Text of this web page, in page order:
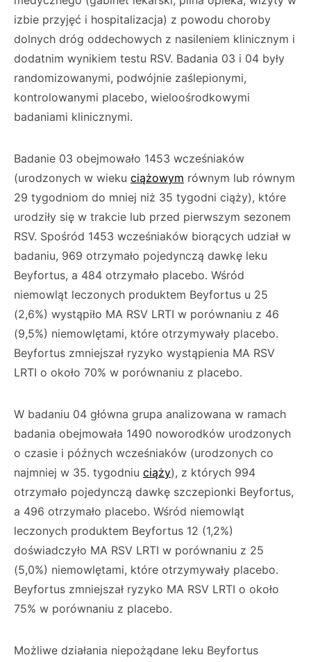
izbie przyjęć i hospitalizacja) z powodu choroby
dolnych dróg oddechowych z nasileniem klinicznym i
dodatnim wynikiem testu RSV. Badania 03 i 04 były
randomizowanymi, podwójnie zaślepionymi,
kontrolowanymi placebo, wieloośrodkowymi
badaniami klinicznymi.
Badanie 03 obejmowało 1453 wcześniaków
(urodzonych w wieku ciążowym równym lub równym
29 tygodniom do mniej niż 35 tygodni ciąży), które
urodziły się w trakcie lub przed pierwszym sezonem
RSV. Spośród 1453 wcześniaków biorących udział w
badaniu, 969 otrzymało pojedynczą dawkę leku
Beyfortus, a 484 otrzymało placebo. Wśród
niemowląt leczonych produktem Beyfortus u 25
(2,6%) wystąpiło MA RSV LRTI w porównaniu z 46
(9,5%) niemowlętami, które otrzymywały placebo.
Beyfortus zmniejszał ryzyko wystąpienia MA RSV
LRTI o około 70% w porównaniu z placebo.
W badaniu 04 główna grupa analizowana w ramach
badania obejmowała 1490 noworodków urodzonych
o czasie i późnych wcześniaków (urodzonych co
najmniej w 35. tygodniu ciąży), z których 994
otrzymało pojedynczą dawkę szczepionki Beyfortus,
a 496 otrzymało placebo. Wśród niemowląt
leczonych produktem Beyfortus 12 (1,2%)
doświadczyło MA RSV LRTI w porównaniu z 25
(5,0%) niemowlętami, które otrzymywały placebo.
Beyfortus zmniejszał ryzyko MA RSV LRTI o około
75% w porównaniu z placebo.
Możliwe działania niepożądane leku Beyfortus